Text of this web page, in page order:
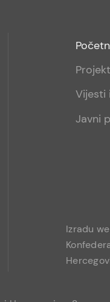
menu
Vijesti
Javni
Izradu